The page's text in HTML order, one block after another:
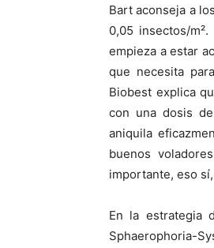
Bart aconseja a
0,05 insectos/
empieza a estar
que necesita
Biobest explica
con una dosis
aniquila
buenos
importante, eso
En la estrategia
Sphaerophoria-